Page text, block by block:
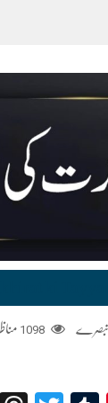
1098 مناظر